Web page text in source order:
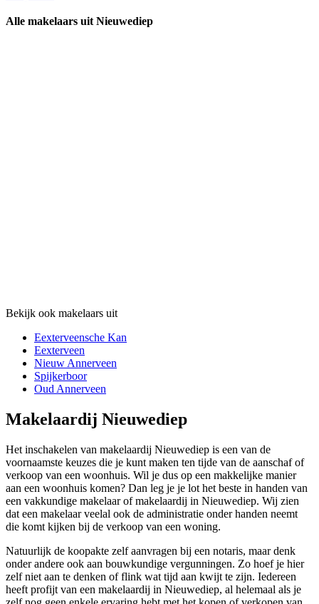
Alle makelaars uit Nieuwediep
Bekijk ook makelaars uit
Eexterveensche Kan
Eexterveen
Nieuw Annerveen
Spijkerboor
Oud Annerveen
Makelaardij Nieuwediep
Het inschakelen van makelaardij Nieuwediep is een van de
voornaamste keuzes die je kunt maken ten tijde van de aanschaf of
verkoop van een woonhuis. Wil je dus op een makkelijke manier
aan een woonhuis komen? Dan leg je je lot het beste in handen van
een vakkundige makelaar of makelaardij in Nieuwediep. Wij zien
dat een makelaar veelal ook de administratie onder handen neemt
die komt kijken bij de verkoop van een woning.
Natuurlijk de koopakte zelf aanvragen bij een notaris, maar denk
onder andere ook aan bouwkundige vergunningen. Zo hoef je hier
zelf niet aan te denken of flink wat tijd aan kwijt te zijn. Iedereen
heeft profijt van een makelaardij in Nieuwediep, al helemaal als je